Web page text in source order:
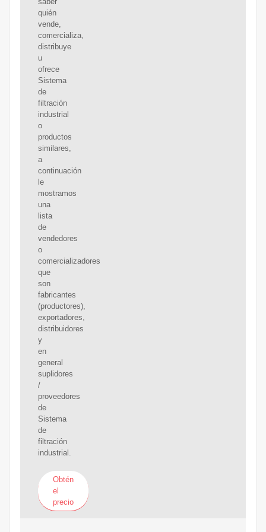
quién
vende,
comercializa,
distribuye
u
ofrece
Sistema
de
filtración
industrial
o
productos
similares,
a
continuación
le
mostramos
una
lista
de
vendedores
o
comercializadores
que
son
fabricantes
(productores),
exportadores,
distribuidores
y
en
general
suplidores
/
proveedores
de
Sistema
de
filtración
industrial.
Obtén
el
precio